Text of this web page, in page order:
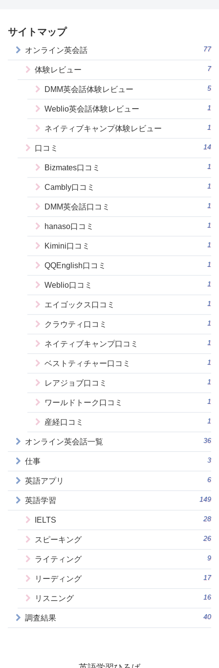
サイトマップ
オンライン英会話 77
体験レビュー 7
DMM英会話体験レビュー 5
Weblio英会話体験レビュー 1
ネイティブキャンプ体験レビュー 1
口コミ 14
Bizmates口コミ 1
Cambly口コミ 1
DMM英会話口コミ 1
hanaso口コミ 1
Kimini口コミ 1
QQEnglish口コミ 1
Weblio口コミ 1
エイゴックス口コミ 1
クラウティ口コミ 1
ネイティブキャンプ口コミ 1
ベストティチャー口コミ 1
レアジョブ口コミ 1
ワールドトーク口コミ 1
産経口コミ 1
オンライン英会話一覧 36
仕事 3
英語アプリ 6
英語学習 149
IELTS 28
スピーキング 26
ライティング 9
リーディング 17
リスニング 16
調査結果 40